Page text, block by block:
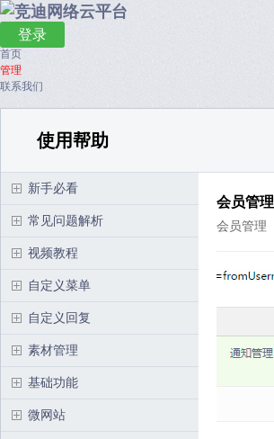
登录
首页
管理
联系我们
使用帮助
新手必看
常见问题解析
视频教程
自定义菜单
自定义回复
素材管理
基础功能
微网站
会员管理
会员管理